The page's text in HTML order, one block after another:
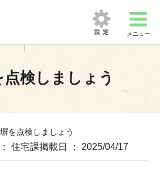
メニュー
検しましょう
を点検しましょう
住宅課掲載日 ： 2025/04/17